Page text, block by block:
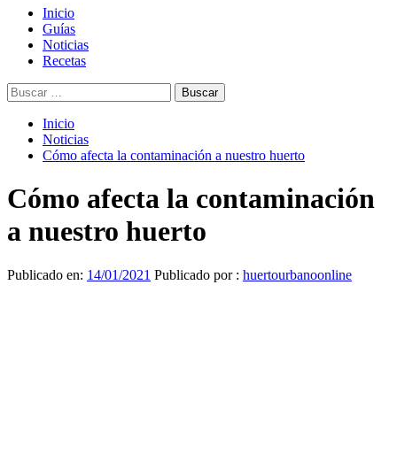
Menú
principal
Inicio
Guías
Noticias
Recetas
Buscar:
Inicio
Noticias
Cómo afecta la contaminación a nuestro huerto
Cómo afecta la contaminación
a nuestro huerto
Publicado en: 14/01/2021 Publicado por : huertourbanoonline